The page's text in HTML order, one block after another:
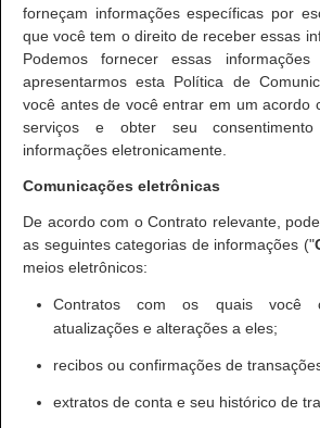
forneçam informações específicas por
que você tem o direito de receber essas
Podemos fornecer essas informações
apresentarmos esta Política de
você antes de você entrar em um acordo
serviços e obter seu
informações eletronicamente.
Comunicações eletrônicas
De acordo com o Contrato relevante,
as seguintes categorias de informações ("
meios eletrônicos:
Contratos com os quais você
atualizações e alterações a eles;
recibos ou confirmações de
extratos de conta e seu histórico de